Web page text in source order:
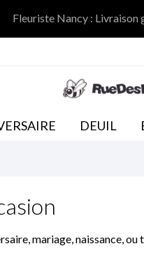
Fleuriste Nancy :
DEUIL
mariage, naissance,